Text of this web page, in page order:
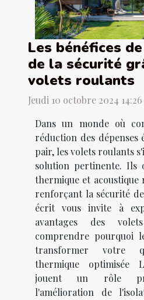
Les bénéfices
de la sécurité
volets roulants
Jeudi 10 octobre 2024 14:26
Dans un monde où
réduction des dépenses
pair, les volets roulants
solution pertinente. Ils
thermique et acoustique
renforçant la sécurité
écrit vous invite à
avantages des
comprendre pourquoi
transformer votre
thermique optimisée
jouent un rôle
l'amélioration de